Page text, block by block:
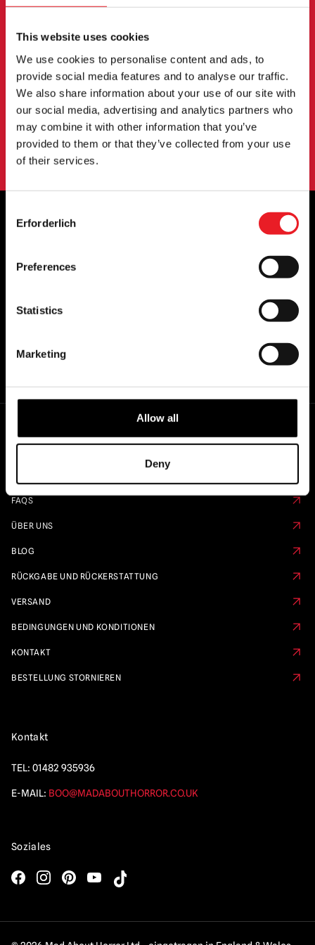
This website uses cookies
We use cookies to personalise content and ads, to
provide social media features and to analyse our traffic.
We also share information about your use of our site with
our social media, advertising and analytics partners who
may combine it with other information that you’ve
provided to them or that they’ve collected from your use
of their services.
Selection
Erforderlich
Preferences
Statistics
Marketing
Allow all
Deny
NEWSLETTER
Melden Sie sich an, um über neue Produkte,
Veranstaltungen und mehr informiert zu werden.
ANMELDUNG
Mit der Anmeldung zu unserem Newsletter erklären Sie sich mit
unseremDatenschutzbestimmungen.
Schnelle Links
FAQS
ÜBER UNS
BLOG
RÜCKGABE UND RÜCKERSTATTUNG
VERSAND
BEDINGUNGEN UND KONDITIONEN
KONTAKT
BESTELLUNG STORNIEREN
Kontakt
TEL: 01482 935936
E-MAIL: BOO@MADABOUTHORROR.CO.UK
Soziales